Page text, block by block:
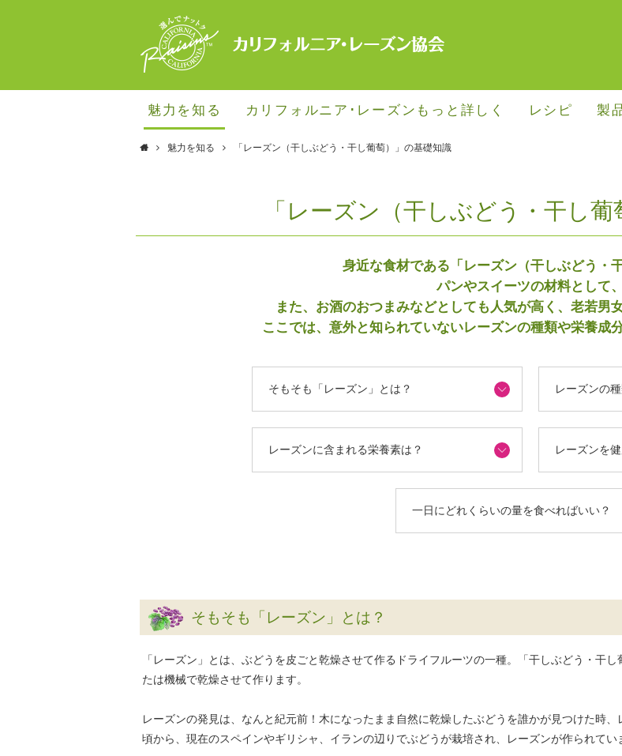
魅力を知る カリフォルニア･レーズンもっと詳しく レシピ 製
魅力を知る 「レーズン（干しぶどう・干し葡萄）」の基礎知識
「レーズン（干しぶどう・干し
身近な食材である「レーズン（干しぶどう・
パンやスイーツの材料として、
また、お酒のおつまみなどとしても人気が高く、老若男
ここでは、意外と知られていないレーズンの種類や栄養成
そもそも「レーズン」とは？ レーズンの
レーズンに含まれる栄養素は？ レーズンを
一日にどれくらいの量を食べればいい？
そもそも「レーズン」とは？
「レーズン」とは、ぶどうを皮ごと乾燥させて作るドライフルーツの一種。「干しぶどう・干
たは機械で乾燥させて作ります。
レーズンの発見は、なんと紀元前！木になったまま自然に乾燥したぶどうを誰かが見つけた時
頃から、現在のスペインやギリシャ、イランの辺りでぶどうが栽培され、レーズンが作られてい